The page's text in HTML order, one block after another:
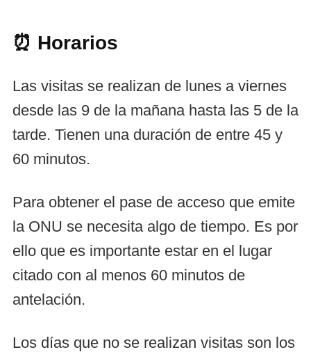
⏰ Horarios
Las visitas se realizan de lunes a viernes
desde las 9 de la mañana hasta las 5 de la
tarde. Tienen una duración de entre 45 y
60 minutos.
Para obtener el pase de acceso que emite
la ONU se necesita algo de tiempo. Es por
ello que es importante estar en el lugar
citado con al menos 60 minutos de
antelación.
Los días que no se realizan visitas son los